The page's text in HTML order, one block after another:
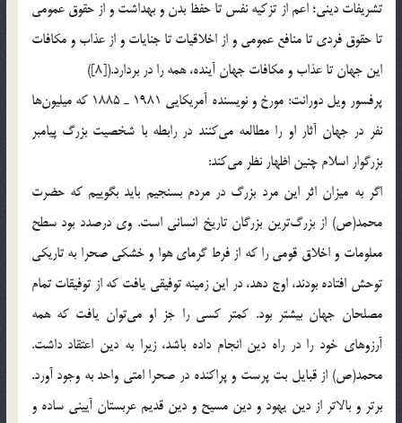
تشريفات ديني؛ اعم از تزكيه نفس تا حفظ بدن و بهداشت و از حقوق عمومي
تا حقوق فردي تا منافع عمومي و از اخلاقيات تا جنايات و از عذاب و مكافات
اين جهان تا عذاب و مكافات جهان آينده، همه را در بردارد.([8])
پرفسور ويل دورانت: مورخ و نويسنده آمريكايي 1981 ـ 1885 كه ميليون‌ها
نفر در جهان آثار او را مطالعه مي‌كنند در رابطه با شخصيت بزرگ پيامبر
بزرگوار اسلام چنين اظهار نظر مي‌كند:
اگر به ميزان اثر اين مرد بزرگ در مردم بسنجيم بايد بگوييم كه حضرت
محمد(ص) از بزرگ‌ترين بزرگان تاريخ انساني است. وي درصدد بود سطح
معلومات و اخلاق قومي را كه از فرط گرماي هوا و خشكي صحرا به تاريكي
توحش افتاده بودند، اوج دهد، در اين زمينه توفيقي يافت كه از توفيقات تمام
مصلحان جهان بيشتر بود. كمتر كسي را جز او مي‌توان يافت كه همه
آرزوهاي خود را در راه دين انجام داده باشد، زيرا به دين اعتقاد داشت.
محمد(ص) از قبايل بت پرست و پراكنده در صحرا امتي واحد به وجود آورد.
برتر و بالاتر از دين يهود و دين مسيح و دين قديم عربستان آييني ساده و